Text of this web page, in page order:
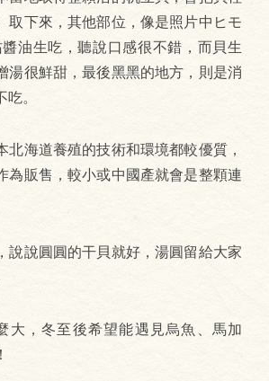
取下來，其他部位，像是照片中ヒモ
油生吃，聽說口感很不錯，而貝生
湯很鮮甜，最後黑黑的地方，則是消
。
北海道養殖的技術和環境都較優質，
為販售，較小或中國產就會是整顆連
說說圓圓的干貝就好，湯圓留給大家
大，冬至後希望能遇見烏魚、馬加